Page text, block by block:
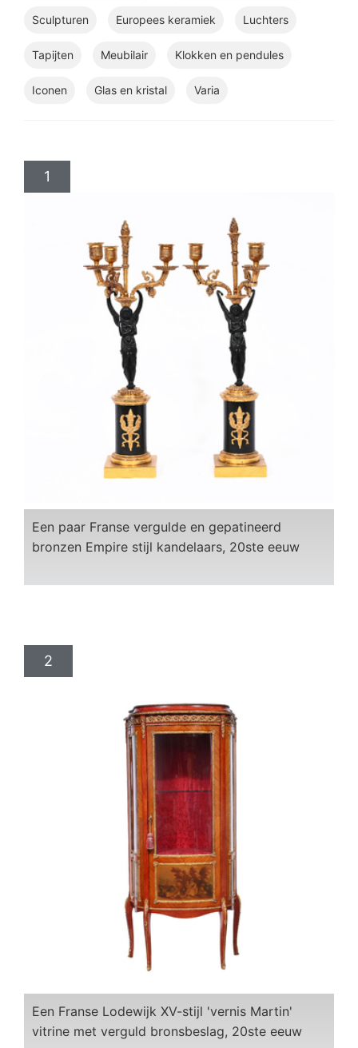
Sculpturen Europees keramiek Luchters
Tapijten Meubilair Klokken en pendules
Iconen Glas en kristal Varia
1
Een paar Franse vergulde en gepatineerd
bronzen Empire stijl kandelaars, 20ste eeuw
2
Een Franse Lodewijk XV-stijl 'vernis Martin'
vitrine met verguld bronsbeslag, 20ste eeuw